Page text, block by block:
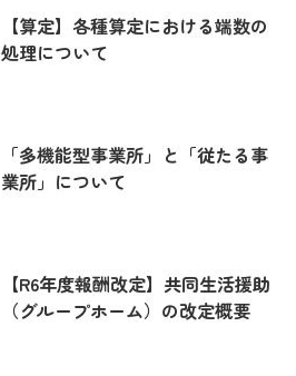
【算定】各種算定における端数の
処理について
「多機能型事業所」と「従たる事
業所」について
【R6年度報酬改定】共同生活援助
（グループホーム）の改定概要